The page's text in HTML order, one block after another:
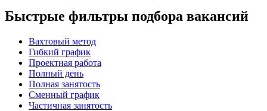
Быстрые фильтры подбора вакансий
Вахтовый метод
Гибкий график
Проектная работа
Полный день
Полная занятость
Сменный график
Частичная занятость